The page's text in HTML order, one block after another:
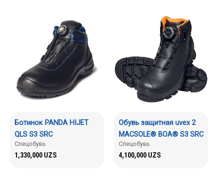
Ботинок PANDA HIJET
QLS S3 SRC
Спецобувь
1,330,000 UZS
Обувь защитная uvex 2
MACSOLE® BOA® S3 SRC
Спецобувь
4,100,000 UZS